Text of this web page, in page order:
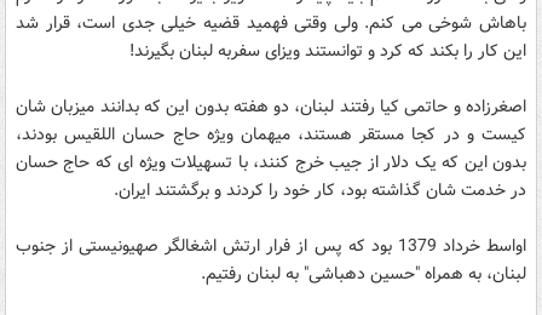
باهاش شوخی می کنم. ولی وقتی فهمید قضیه خیلی جدی است، قرار شد
این کار را بکند که کرد و توانستند ویزای سفربه لبنان بگیرند!
اصغرزاده و حاتمی کیا رفتند لبنان، دو هفته بدون این که بدانند میزبان شان
کیست و در کجا مستقر هستند، میهمان ویژه حاج حسان اللقیس بودند،
بدون این که یک دلار از جیب خرج کنند، با تسهیلات ویژه ای که حاج حسان
در خدمت شان گذاشته بود، کار خود را کردند و برگشتند ایران.
اواسط خرداد 1379 بود که پس از فرار ارتش اشغالگر صهیونیستی از جنوب
لبنان، به همراه "حسین دهباشی" به لبنان رفتیم.